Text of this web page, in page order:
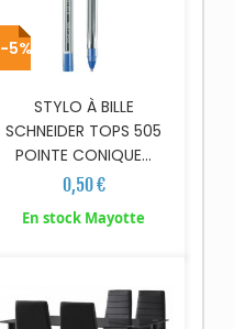
STYLO À BILLE
SCHNEIDER TOPS 505
POINTE CONIQUE...
0,50 €
En stock Mayotte
-5%
AJOUTER AU PANIER